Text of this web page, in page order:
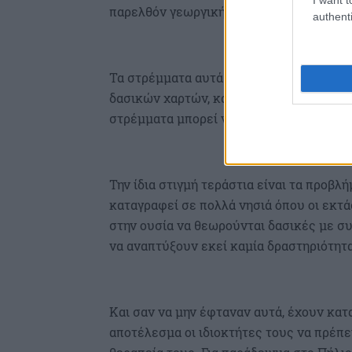
παρελθόν γεωργική χρήση είναι
Τα στρέμματα αυτά έχουν προκύψει με
δασικών χαρτών, κάτι που σημαίνει ότι
στρέμματα μπορεί να ξεπεράσουν τα 3
Την ίδια στιγμή τεράστια είναι τα
καταγραφεί σε πολλά νησιά όπου οι
στην ουσία να θεωρούνται δασικές με
να αναπτύξουν εκεί καμία
Και σαν να μην έφταναν αυτά, έχουν
αποτέλεσμα οι ιδιοκτήτες τους να